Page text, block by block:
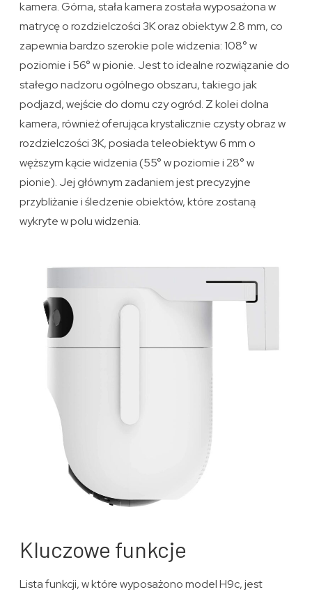
kamera. Górna, stała kamera została wyposażona w
matrycę o rozdzielczości 3K oraz obiektyw 2.8 mm, co
zapewnia bardzo szerokie pole widzenia: 108° w
poziomie i 56° w pionie. Jest to idealne rozwiązanie do
stałego nadzoru ogólnego obszaru, takiego jak
podjazd, wejście do domu czy ogród. Z kolei dolna
kamera, również oferująca krystalicznie czysty obraz w
rozdzielczości 3K, posiada teleobiektyw 6 mm o
węższym kącie widzenia (55° w poziomie i 28° w
pionie). Jej głównym zadaniem jest precyzyjne
przybliżanie i śledzenie obiektów, które zostaną
wykryte w polu widzenia.
Kluczowe funkcje
Lista funkcji, w które wyposażono model H9c, jest